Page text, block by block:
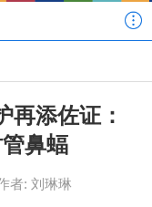
再添佐证：
鼻蝠
者: 刘琳琳